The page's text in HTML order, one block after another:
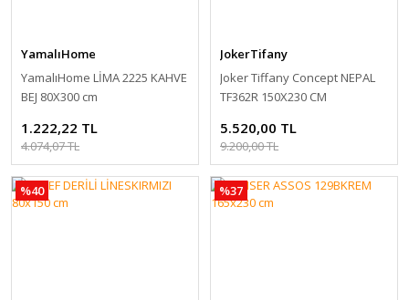
YamalıHome
YamalıHome LİMA 2225 KAHVE
BEJ 80X300 cm
1.222,22 TL
4.074,07 TL
JokerTifany
Joker Tiffany Concept NEPAL
TF362R 150X230 CM
5.520,00 TL
9.200,00 TL
%40 %37